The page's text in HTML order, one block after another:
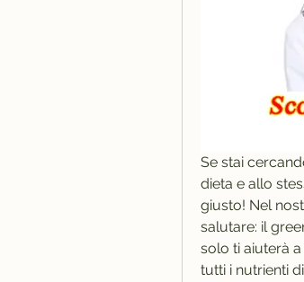
Se stai
dieta e allo
giusto! Nel
salutare: il
solo ti aiuterà
tutti i nutrienti